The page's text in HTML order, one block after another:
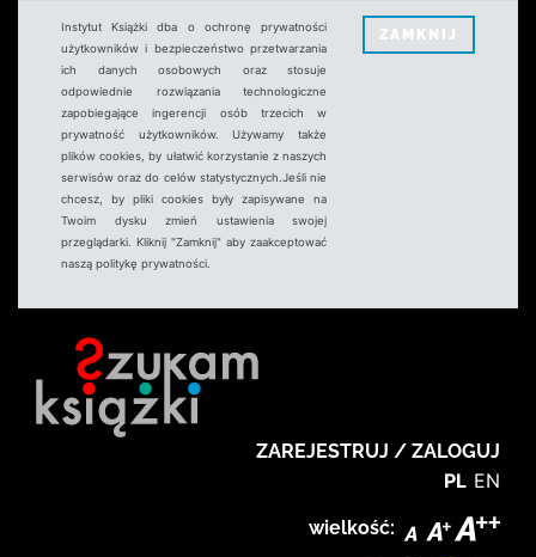
Instytut Książki dba o ochronę prywatności
użytkowników i bezpieczeństwo przetwarzania
ich danych osobowych oraz stosuje
odpowiednie rozwiązania technologiczne
zapobiegające ingerencji osób trzecich w
prywatność użytkowników. Używamy także
plików cookies, by ułatwić korzystanie z naszych
serwisów oraz do celów statystycznych.Jeśli nie
chcesz, by pliki cookies były zapisywane na
Twoim dysku zmień ustawienia swojej
przeglądarki. Kliknij "Zamknij" aby zaakceptować
naszą politykę prywatności.
ZAMKNIJ
ZAREJESTRUJ / ZALOGUJ
PL EN
wielkość: